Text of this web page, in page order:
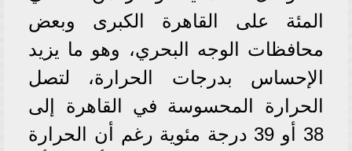
المئة على القاهرة الكبرى وبعض
محافظات الوجه البحري، وهو ما يزيد
الإحساس بدرجات الحرارة، لتصل
الحرارة المحسوسة في القاهرة إلى
38 أو 39 درجة مئوية رغم أن الحرارة